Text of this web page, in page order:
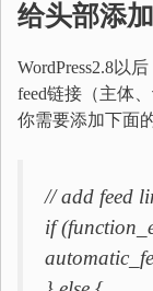
给头部添加
WordPress2.8以
feed链接（主体
你需要添加下面
// add feed
if